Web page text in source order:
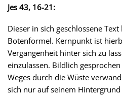
Jes 43, 16-21:
Dieser in sich geschlossene
Botenformel. Kernpunkt ist
Vergangenheit hinter sich zu
einzulassen. Bildlich
Weges durch die Wüste
sich nur auf seinem Hintergrund